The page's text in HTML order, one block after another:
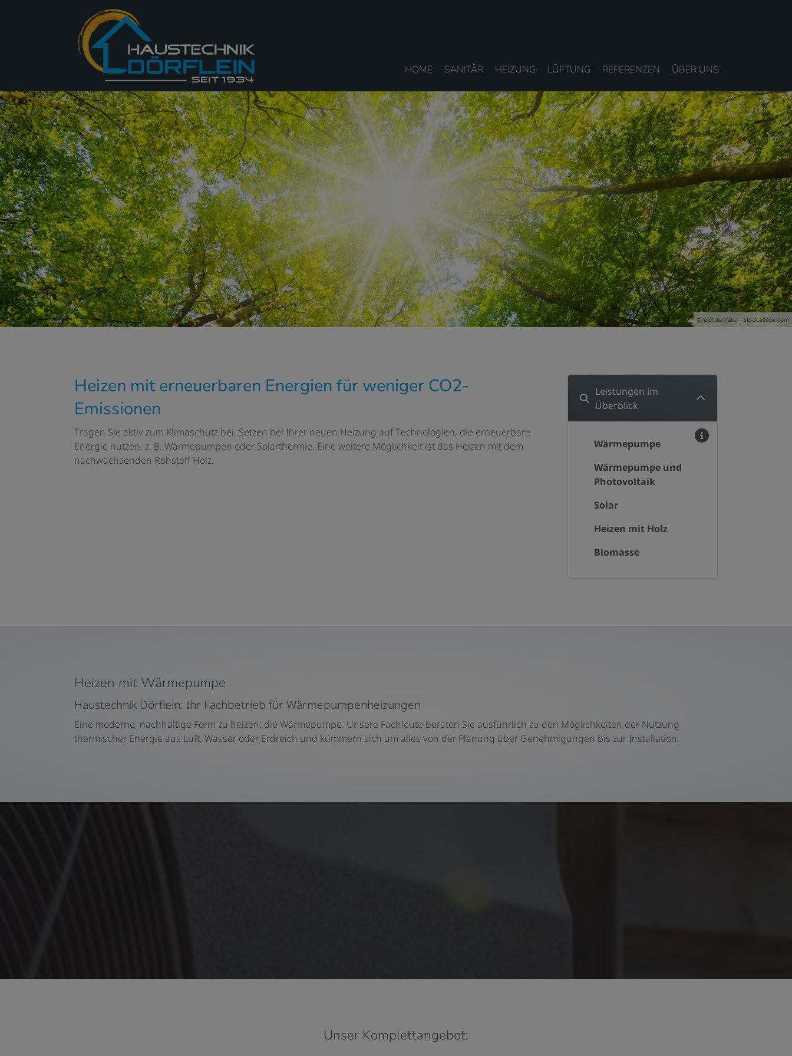
HOME SANITÄR HEIZUNG LÜFTUNG REFERENZEN ÜBER UNS
©reichdernatur - stock.adobe.com
Heizen mit erneuerbaren Energien für weniger CO2-
Emissionen
Tragen Sie aktiv zum Klimaschutz bei. Setzen bei Ihrer neuen Heizung aufTechnologien, die erneuerbare
Energie nutzen: z. B. Wärmepumpen oder Solarthermie. Eine weitere Möglichkeit ist das Heizen mit dem
nachwachsenden Rohstoff Holz.
Leistungen im
Überblick
Wärmepumpe
Wärmepumpe und
Photovoltaik
Solar
Heizen mit Holz
Biomasse
Heizen mit Wärmepumpe
Haustechnik Dörflein: Ihr Fachbetrieb für Wärmepumpenheizungen
Eine moderne, nachhaltige Form zu heizen: die Wärmepumpe. Unsere Fachleute beraten Sie ausführlich zu den Möglichkeiten der Nutzung
thermischer Energie aus Luft, Wasser oder Erdreich und kümmern sich um alles von der Planung über Genehmigungen bis zur Installation.
Unser Komplettangebot: